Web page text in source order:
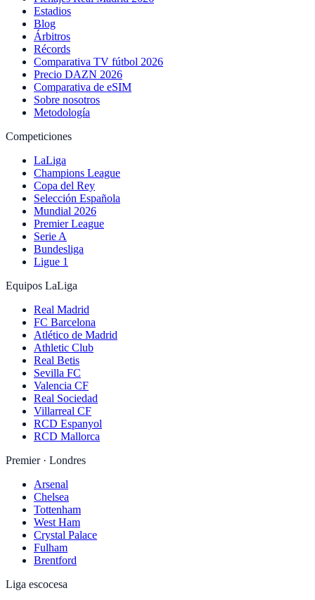
Estadios
Blog
Árbitros
Récords
Comparativa TV fútbol 2026
Precio DAZN 2026
Comparativa de eSIM
Sobre nosotros
Metodología
Competiciones
LaLiga
Champions League
Copa del Rey
Selección Española
Mundial 2026
Premier League
Serie A
Bundesliga
Ligue 1
Equipos LaLiga
Real Madrid
FC Barcelona
Atlético de Madrid
Athletic Club
Real Betis
Sevilla FC
Valencia CF
Real Sociedad
Villarreal CF
RCD Espanyol
RCD Mallorca
Premier · Londres
Arsenal
Chelsea
Tottenham
West Ham
Crystal Palace
Fulham
Brentford
Liga escocesa